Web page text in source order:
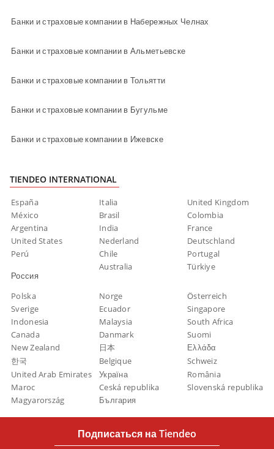
Банки и страховые компании в Набережных Челнах
Банки и страховые компании в Альметьевске
Банки и страховые компании в Тольятти
Банки и страховые компании в Бугульме
Банки и страховые компании в Ижевске
TIENDEO INTERNATIONAL
España Italia
United Kingdom
México
Brasil
Colombia
Argentina
India
France
United States
Nederland
Deutschland
Perú
Chile
Portugal
Россия
Australia Türkiye
Polska Norge
Österreich
Sverige
Ecuador
Singapore
Indonesia
Malaysia
South Africa
Canada
Danmark
Suomi
New Zealand
日本
Ελλάδα
한국
Belgique
Schweiz
United Arab Emirates
Україна
România
Maroc
Ceská republika
Slovenská republika
Magyarország
България
Подписаться на Tiendeo